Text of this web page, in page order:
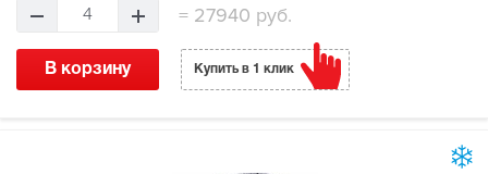
4 =27940 руб.
В корзину Купить в 1 клик